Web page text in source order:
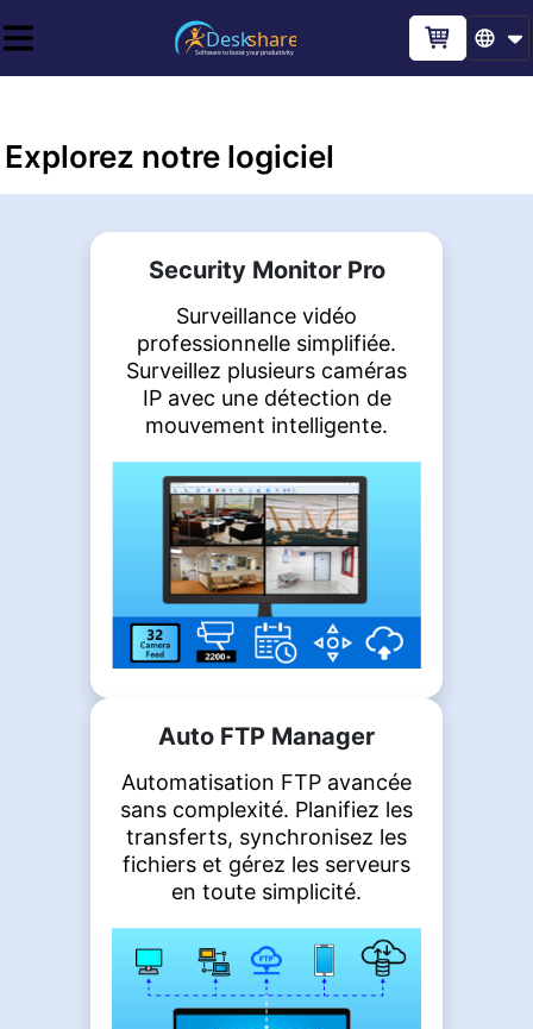
Explorez notre logiciel
Security Monitor Pro
Surveillance vidéo
professionnelle simplifiée.
Surveillez plusieurs caméras
IP avec une détection de
mouvement intelligente.
Auto FTP Manager
Automatisation FTP avancée
sans complexité. Planifiez les
transferts, synchronisez les
fichiers et gérez les serveurs
en toute simplicité.